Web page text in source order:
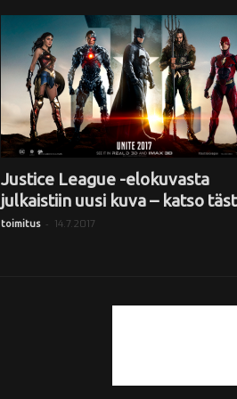
Justice League -elokuvasta
julkaistiin uusi kuva – katso
toimitus - 14.7.2017